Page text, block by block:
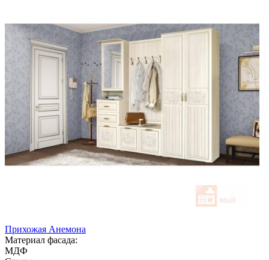
Прихожая Анемона
Материал фасада:
МДФ